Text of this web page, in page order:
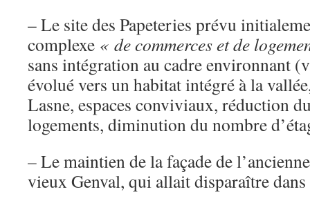
– Le site des Papeteries prévu
complexe « de commerces et de
sans intégration au cadre environnant
évolué vers un habitat intégré à la
Lasne, espaces conviviaux, réduction
logements, diminution du nombre
– Le maintien de la façade de
vieux Genval, qui allait disparaître